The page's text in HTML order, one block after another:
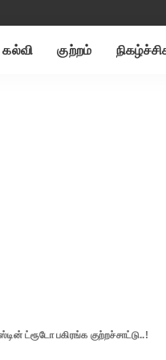
கல்வி குற்றம்
ட்ரூடோ பகிரங்க குற்றச்சாட்டு..!